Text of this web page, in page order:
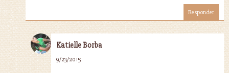
Responder
Katielle Borba
9/23/2015